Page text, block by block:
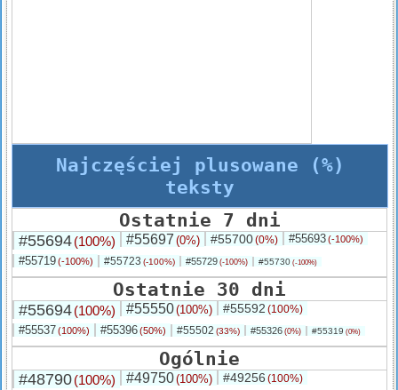
Najczęściej plusowane (%)
teksty
Ostatnie 7 dni
#55694(100%) #55697 (0%) #55700(0%) #55693(-100%)
#55719(-100%) #55723 (-100%) #55729 (-100%) #55730 (-100%)
Ostatnie 30 dni
#55694(100%) #55550(100%) #55592 (100%)
#55537(100%) #55396(50%) #55502 (33%) #55326 (0%) #55319 (0%)
Ogólnie
#48790(100%) #49750(100%) #49256 (100%)